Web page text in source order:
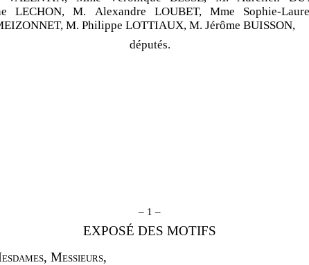
LECHON, M. Alexandre LOUBET, Mme Sophie-
M. Philippe LOTTIAUX, M. Jérôme BUISSON,
députés.
– 1 –
EXPOSÉ DES MOTIFS
esdames, Messieurs,